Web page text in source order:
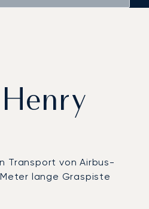
Transport von Airbus-
lange Graspiste